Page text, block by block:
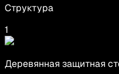
Структура
1
Деревянная защитная